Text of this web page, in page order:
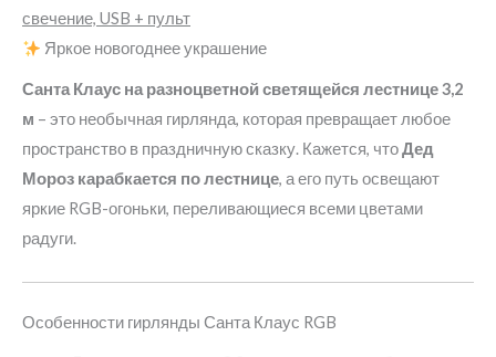
свечение, USB + пульт
Яркое новогоднее украшение
Санта Клаус на разноцветной светящейся лестнице 3,2
м – это необычная гирлянда, которая превращает любое
пространство в праздничную сказку. Кажется, чтоДед
Мороз карабкается по лестнице, а его путь освещают
яркие RGB-огоньки, переливающиеся всеми цветами
радуги.
Особенности гирлянды Санта Клаус RGB